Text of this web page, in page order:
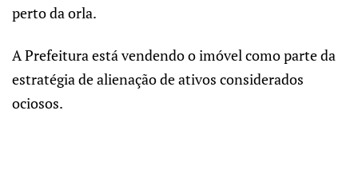
perto da orla.
A Prefeitura está vendendo o imóvel como parte da
estratégia de alienação de ativos considerados
ociosos.